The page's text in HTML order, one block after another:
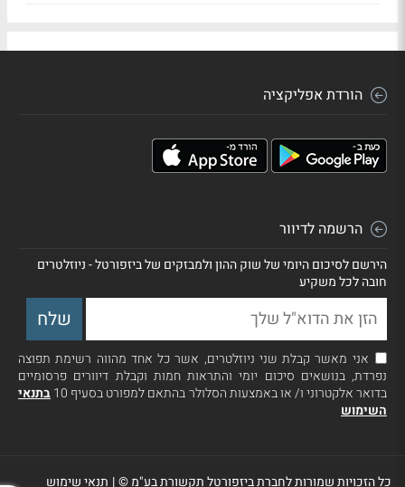
הורדת אפליקציה
הרשמה לדיוור
הירשם לסיכום היומי של שוק ההון ולמבזקים של ביזפורטל - ניוזלטרים
חובה לכל משקיע
אני מאשר קבלת שני ניוזלטרים, אשר כל אחד מהווה רשימת תפוצה
נפרדת, בנושאים סיכום יומי והתראות חמות וקבלת דיוורים פרסומיים
בדואר אלקטרוני ו/ או באמצעות הסלולר בהתאם למפורט בסעיף 10
בתנאי
השימוש
כל הזכויות שמורות לחברת ביזפורטל תקשורת בע"מ ©| תנאי שימוש